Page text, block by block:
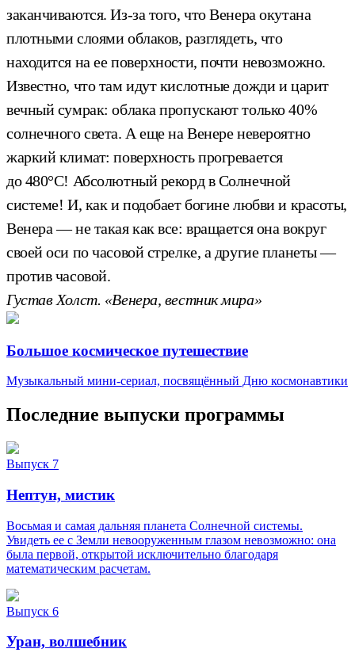
заканчиваются. Из-за того, что Венера окутана
плотными слоями облаков, разглядеть, что
находится на ее поверхности, почти невозможно.
Известно, что там идут кислотные дожди и царит
вечный сумрак: облака пропускают только 40%
солнечного света. А еще на Венере невероятно
жаркий климат: поверхность прогревается
до 480°C! Абсолютный рекорд в Солнечной
системе! И, как и подобает богине любви и красоты,
Венера — не такая как все: вращается она вокруг
своей оси по часовой стрелке, а другие планеты —
против часовой.
Густав Холст. «Венера, вестник мира»
Большое космическое путешествие
Музыкальный мини-сериал, посвящённый Дню космонавтики
Последние выпуски программы
Выпуск 7
Нептун, мистик
Восьмая и самая дальняя планета Солнечной системы.
Увидеть ее с Земли невооруженным глазом невозможно: она
была первой, открытой исключительно благодаря
математическим расчетам.
Выпуск 6
Уран, волшебник